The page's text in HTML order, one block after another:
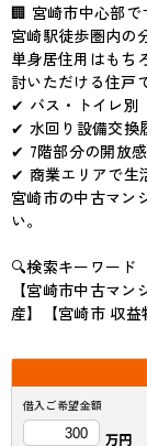
🏢 宮崎市中心部
宮崎駅徒歩圏内の
単身居住用はもち
討いただける住戸
✔ バス・トイレ別
✔ 水回り設備交換
✔ 7階部分の開放感
✔ 商業エリアで生
宮崎市の中古マン
い。
🔍検索キーワード
【宮崎市中古マ
産】【宮崎市 収益
借入ご希望金額
万円